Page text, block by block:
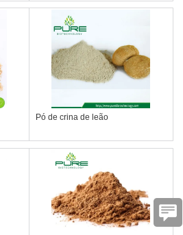
Pó de crina de leão